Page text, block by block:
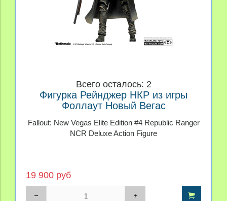
Всего осталось: 2
Фигурка Рейнджер НКР из игры
Фоллаут Новый Вегас
Fallout: New Vegas Elite Edition #4 Republic Ranger
NCR Deluxe Action Figure
19 900 руб